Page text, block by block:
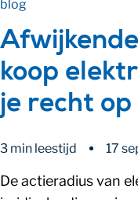
blog
koop
je recht
3 min leestijd 17
De actieradius van